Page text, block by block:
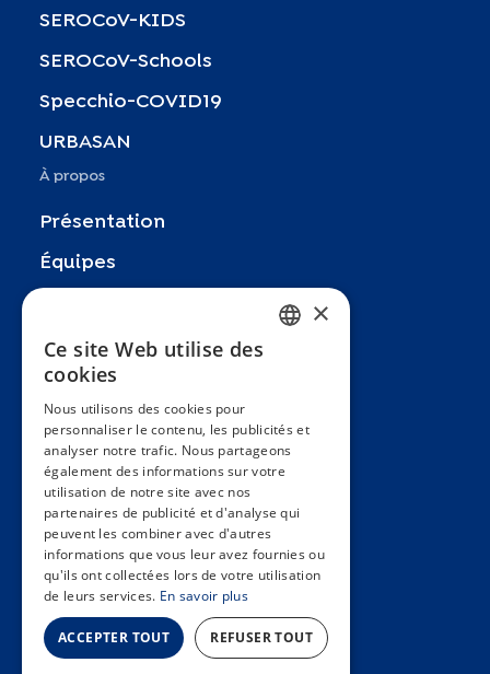
SEROCoV-KIDS
SEROCoV-Schools
Specchio-COVID19
URBASAN
À propos
Présentation
Équipes
Recherches
Zoom In
FAQ
Contact
Hôpitaux Universitaires Genève
Université de Genève
FRENCH
SPANISH
GERMAN
ITALIAN
PORTUGUESE
×
Ce site Web utilise des
cookies
Nous utilisons des cookies pour
personnaliser le contenu, les publicités et
analyser notre trafic. Nous partageons
également des informations sur votre
utilisation de notre site avec nos
partenaires de publicité et d'analyse qui
peuvent les combiner avec d'autres
informations que vous leur avez fournies ou
qu'ils ont collectées lors de votre utilisation
de leurs services. En savoir plus
ACCEPTER TOUT REFUSER TOUT